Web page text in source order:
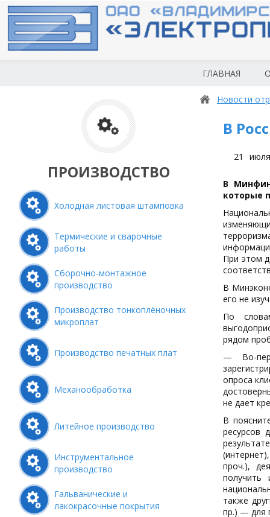
ГЛАВНАЯ
ПРОИЗВОДСТВО
Холодная листовая штамповка
Термические и сварочные
работы
Сборочно-монтажное
производство
Производство тонкоплёночных
микроплат
Производство печатных плат
Механообработка
Литейное производство
Инструментальное
производство
Гальванические и
лакокрасочные покрытия
Новости
В
21
В
которые
При этом
В
его не
По
рядом
— Во-
опроса
не дает
В
ресурсов
проч.),
получить
также
пр.) — для